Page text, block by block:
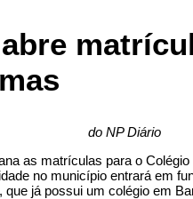
do NP Diário
as matrículas para o
no município entrará em
já possui um colégio em